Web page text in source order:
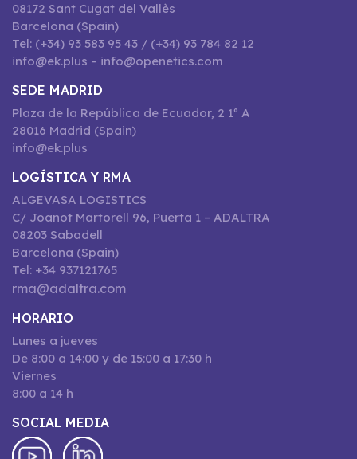
08172 Sant Cugat del Vallès
Barcelona (Spain)
Tel: (+34) 93 583 95 43 / (+34) 93 784 82 12
info@ek.plus – info@openetics.com
SEDE MADRID
Plaza de la República de Ecuador, 2 1º A
28016 Madrid (Spain)
info@ek.plus
LOGÍSTICA Y RMA
ALGEVASA LOGISTICS
C/ Joanot Martorell 96, Puerta 1 – ADALTRA
08203 Sabadell
Barcelona (Spain)
Tel: +34 937121765
rma@adaltra.com
HORARIO
Lunes a jueves
De 8:00 a 14:00 y de 15:00 a 17:30 h
Viernes
8:00 a 14 h
SOCIAL MEDIA